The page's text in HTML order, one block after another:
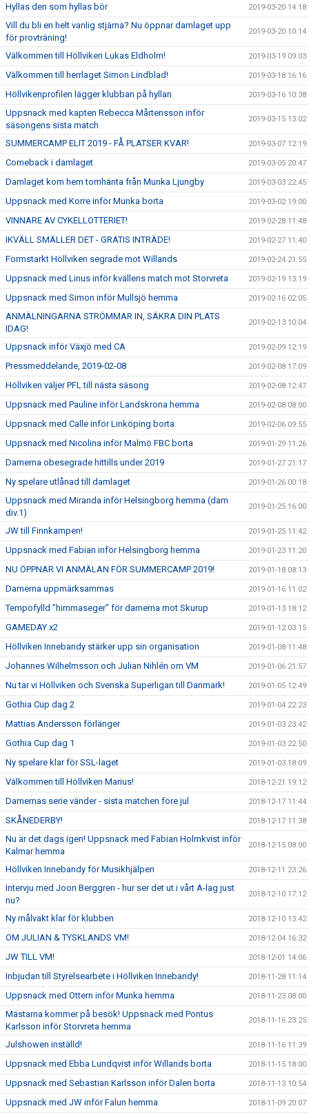
Hyllas den som hyllas bör 2019-03-20 14:18
Vill du bli en helt vanlig stjärna? Nu öppnar damlaget upp
för provträning!
2019-03-20 10:14
Välkommen till Höllviken Lukas Eldholm! 2019-03-19 09:03
Välkommen till herrlaget Simon Lindblad! 2019-03-18 16:16
Höllvikenprofilen lägger klubban på hyllan 2019-03-16 10:38
Uppsnack med kapten Rebecca Mårtensson inför
säsongens sista match
2019-03-15 13:02
SUMMERCAMP ELIT 2019 - FÅ PLATSER KVAR! 2019-03-07 12:19
Comeback i damlaget 2019-03-05 20:47
Damlaget kom hem tomhänta från Munka Ljungby 2019-03-03 22:45
Uppsnack med Korre inför Munka borta 2019-03-02 19:00
VINNARE AV CYKELLOTTERIET! 2019-02-28 11:48
IKVÄLL SMÄLLER DET - GRATIS INTRÄDE! 2019-02-27 11:40
Formstarkt Höllviken segrade mot Willands 2019-02-24 21:55
Uppsnack med Linus inför kvällens match mot Storvreta 2019-02-19 13:19
Uppsnack med Simon inför Mullsjö hemma 2019-02-16 02:05
ANMÄLNINGARNA STRÖMMAR IN, SÄKRA DIN PLATS
IDAG!
2019-02-13 10:04
Uppsnack inför Växjö med CA 2019-02-09 12:19
Pressmeddelande, 2019-02-08 2019-02-08 17:09
Höllviken väljer PFL till nästa säsong 2019-02-08 12:47
Uppsnack med Pauline inför Landskrona hemma 2019-02-08 08:00
Uppsnack med Calle inför Linköping borta 2019-02-06 09:55
Uppsnack med Nicolina inför Malmö FBC borta 2019-01-29 11:26
Damerna obesegrade hittills under 2019 2019-01-27 21:17
Ny spelare utlånad till damlaget 2019-01-26 00:18
Uppsnack med Miranda inför Helsingborg hemma (dam
div.1)
2019-01-25 16:00
JW till Finnkampen! 2019-01-25 11:42
Uppsnack med Fabian inför Helsingborg hemma 2019-01-23 11:20
NU ÖPPNAR VI ANMÄLAN FÖR SUMMERCAMP 2019! 2019-01-18 08:13
Damerna uppmärksammas 2019-01-16 11:02
Tempofylld ”himmaseger” för damerna mot Skurup 2019-01-13 18:12
GAMEDAY x2 2019-01-12 03:15
Höllviken Innebandy stärker upp sin organisation 2019-01-08 11:48
Johannes Wilhelmsson och Julian Nihlén om VM 2019-01-06 21:57
Nu tar vi Höllviken och Svenska Superligan till Danmark! 2019-01-05 12:49
Gothia Cup dag 2 2019-01-04 22:23
Mattias Andersson förlänger 2019-01-03 23:42
Gothia Cup dag 1 2019-01-03 22:50
Ny spelare klar för SSL-laget 2019-01-03 18:09
Välkommen till Höllviken Marius! 2018-12-21 19:12
Damernas serie vänder - sista matchen före jul 2018-12-17 11:44
SKÅNEDERBY! 2018-12-17 11:38
Nu är det dags igen! Uppsnack med Fabian Holmkvist inför
Kalmar hemma
2018-12-15 08:00
Höllviken Innebandy för Musikhjälpen 2018-12-11 23:26
Intervju med Joon Berggren - hur ser det ut i vårt A-lag just
nu?
2018-12-10 17:12
Ny målvakt klar för klubben 2018-12-10 13:42
OM JULIAN & TYSKLANDS VM! 2018-12-04 16:32
JW TILL VM! 2018-12-01 14:06
Inbjudan till Styrelsearbete i Höllviken Innebandy! 2018-11-28 11:14
Uppsnack med Ottern inför Munka hemma 2018-11-23 08:00
Mästarna kommer på besök! Uppsnack med Pontus
Karlsson inför Storvreta hemma
2018-11-16 23:25
Julshowen inställd! 2018-11-16 11:39
Uppsnack med Ebba Lundqvist inför Willands borta 2018-11-15 18:00
Uppsnack med Sebastian Karlsson inför Dalen borta 2018-11-13 10:54
Uppsnack med JW inför Falun hemma 2018-11-09 20:07